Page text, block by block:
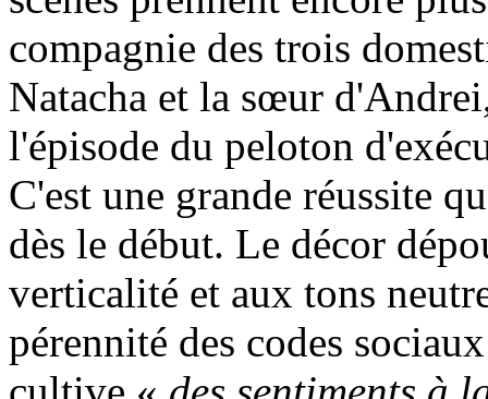
compagnie des trois
Natacha et la sœur
l'épisode du peloton
C'est une grande réussite
dès le début. Le décor
verticalité et aux tons
pérennité des codes